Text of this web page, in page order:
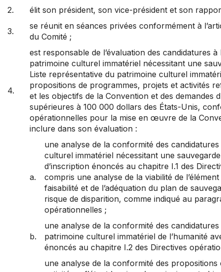
2.
élit son président, son vice-président et son
3.
se réunit en séances privées conformément à
du Comité ;
4.
est responsable de l’évaluation des candidatures
patrimoine culturel immatériel nécessitant une
Liste représentative du patrimoine culturel
propositions de programmes, projets et activités
et les objectifs de la Convention et des demandes
supérieures à 100 000 dollars des États-Unis,
opérationnelles pour la mise en œuvre de la
inclure dans son évaluation :
a.
une analyse de la conformité des
culturel immatériel nécessitant une
d’inscription énoncés au chapitre I.1 des
compris une analyse de la viabilité de
faisabilité et de l’adéquation du plan de
risque de disparition, comme indiqué au
opérationnelles ;
b.
une analyse de la conformité des
patrimoine culturel immatériel de l’humanité
énoncés au chapitre I.2 des Directives
une analyse de la conformité des